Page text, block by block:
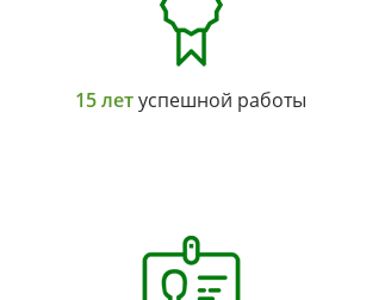
15 летуспешной работы